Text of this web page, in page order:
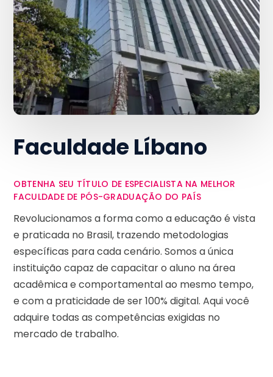
Faculdade Líbano
OBTENHA SEU TÍTULO DE ESPECIALISTA NA MELHOR
FACULDADE DE PÓS-GRADUAÇÃO DO PAÍS
Revolucionamos a forma como a educação é vista
e praticada no Brasil, trazendo metodologias
específicas para cada cenário. Somos a única
instituição capaz de capacitar o aluno na área
acadêmica e comportamental ao mesmo tempo,
e com a praticidade de ser 100% digital. Aqui você
adquire todas as competências exigidas no
mercado de trabalho.